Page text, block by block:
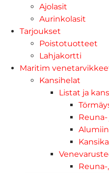
Ajolasit
Aurinkolasit
Tarjoukset
Poistotuotteet
Lahjakortti
Maritim
Kansihelat
Listat ja